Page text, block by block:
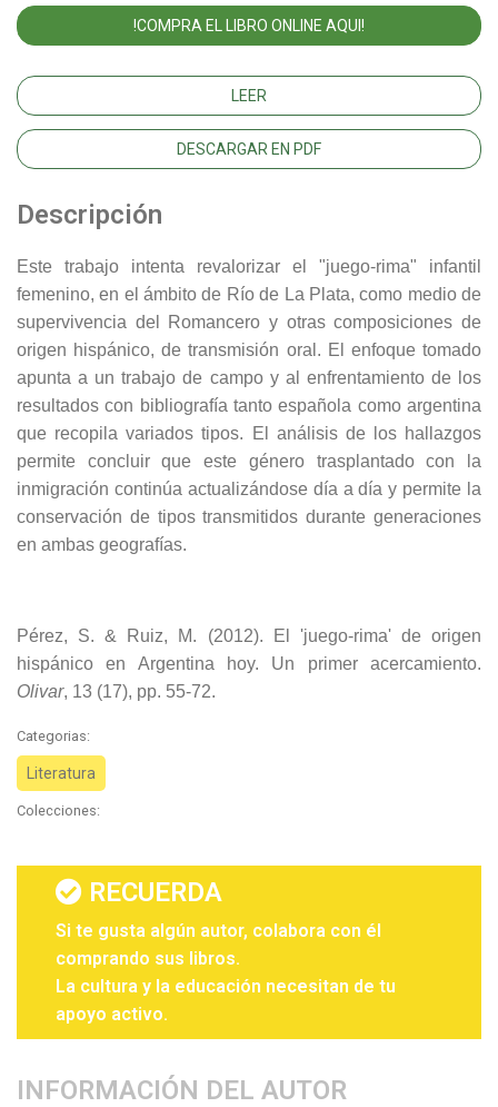
!COMPRA EL LIBRO ONLINE AQUI!
LEER
DESCARGAR EN PDF
Descripción
Este trabajo intenta revalorizar el "juego-rima" infantil
femenino, en el ámbito de Río de La Plata, como medio de
supervivencia del Romancero y otras composiciones de
origen hispánico, de transmisión oral. El enfoque tomado
apunta a un trabajo de campo y al enfrentamiento de los
resultados con bibliografía tanto española como argentina
que recopila variados tipos. El análisis de los hallazgos
permite concluir que este género trasplantado con la
inmigración continúa actualizándose día a día y permite la
conservación de tipos transmitidos durante generaciones
en ambas geografías.
Pérez, S. & Ruiz, M. (2012). El 'juego-rima' de origen
hispánico en Argentina hoy. Un primer acercamiento.
Olivar, 13 (17), pp. 55-72.
Categorias:
Literatura
Colecciones:
RECUERDA
Si te gusta algún autor, colabora con él
comprando sus libros.
La cultura y la educación necesitan de tu
apoyo activo.
INFORMACIÓN DEL AUTOR